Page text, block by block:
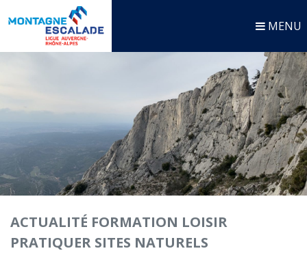
MENU
ACTUALITÉ FORMATION LOISIR
PRATIQUER SITES NATURELS